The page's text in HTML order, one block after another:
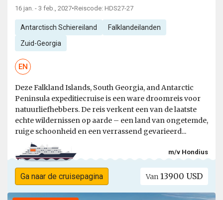
16 jan. - 3 feb., 2027•Reiscode: HDS27-27
Antarctisch Schiereiland Falklandeilanden
Zuid-Georgia
EN
Deze Falkland Islands, South Georgia, and Antarctic
Peninsula expeditiecruise is een ware droomreis voor
natuurliefhebbers. De reis verkent een van de laatste
echte wildernissen op aarde – een land van ongetemde,
ruige schoonheid en een verrassend gevarieerd...
m/v Hondius
Ga naar de cruisepagina Van 13900 USD